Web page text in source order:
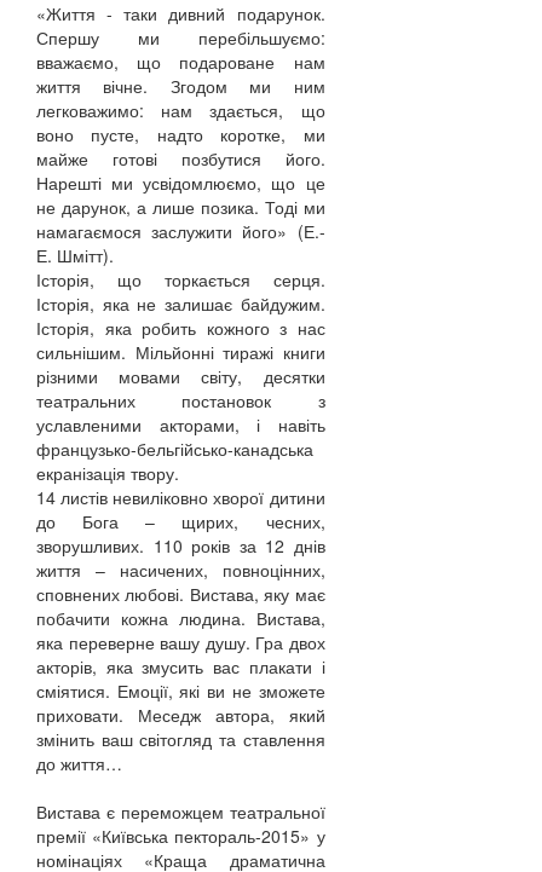
«Життя - таки дивний подарунок.
Спершу ми перебільшуємо:
вважаємо, що подароване нам
життя вічне. Згодом ми ним
легковажимо: нам здається, що
воно пусте, надто коротке, ми
майже готові позбутися його.
Нарешті ми усвідомлюємо, що це
не дарунок, а лише позика. Тоді ми
намагаємося заслужити його» (Е.-
Е. Шмітт).
Історія, що торкається серця.
Історія, яка не залишає байдужим.
Історія, яка робить кожного з нас
сильнішим. Мільйонні тиражі книги
різними мовами світу, десятки
театральних постановок з
уславленими акторами, і навіть
французько-бельгійсько-канадська
екранізація твору.
14 листів невиліковно хворої дитини
до Бога – щирих, чесних,
зворушливих. 110 років за 12 днів
життя – насичених, повноцінних,
сповнених любові. Вистава, яку має
побачити кожна людина. Вистава,
яка переверне вашу душу. Гра двох
акторів, яка змусить вас плакати і
сміятися. Емоції, які ви не зможете
приховати. Меседж автора, який
змінить ваш світогляд та ставлення
до життя…
Вистава є переможцем театральної
премії «Київська пектораль-2015» у
номінаціях «Краща драматична